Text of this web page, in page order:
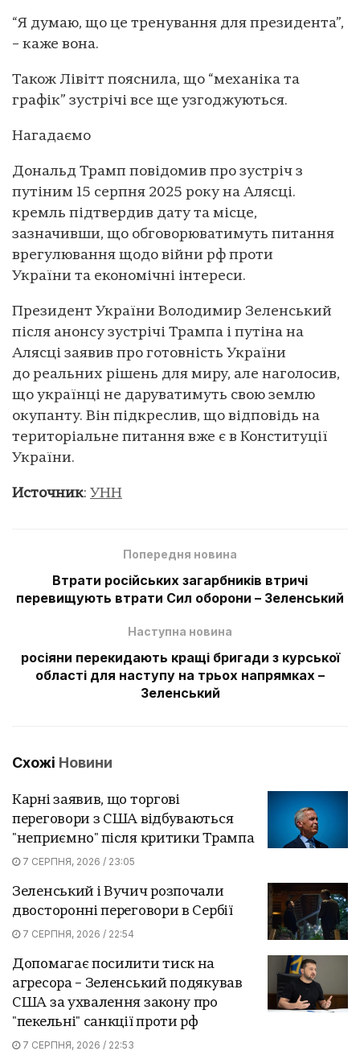
“Я думаю, що це тренування для президента”,
– каже вона.
Також Лівітт пояснила, що “механіка та
графік” зустрічі все ще узгоджуються.
Нагадаємо
Дональд Трамп повідомив про зустріч з
путіним 15 серпня 2025 року на Алясці.
кремль підтвердив дату та місце,
зазначивши, що обговорюватимуть питання
врегулювання щодо війни рф проти
України та економічні інтереси.
Президент України Володимир Зеленський
після анонсу зустрічі Трампа і путіна на
Алясці заявив про готовність України
до реальних рішень для миру, але наголосив,
що українці не даруватимуть свою землю
окупанту. Він підкреслив, що відповідь на
територіальне питання вже є в Конституції
України.
Источник: УНН
Попередня новина
Втрати російських загарбників втричі
перевищують втрати Сил оборони – Зеленський
Наступна новина
росіяни перекидають кращі бригади з курської
області для наступу на трьох напрямках –
Зеленський
Схожі Новини
Карні заявив, що торгові
переговори з США відбуваються
"неприємно" після критики Трампа
7 СЕРПНЯ, 2026 / 23:05
Зеленський і Вучич розпочали
двосторонні переговори в Сербії
7 СЕРПНЯ, 2026 / 22:54
Допомагає посилити тиск на
агресора – Зеленський подякував
США за ухвалення закону про
"пекельні" санкції проти рф
7 СЕРПНЯ, 2026 / 22:53